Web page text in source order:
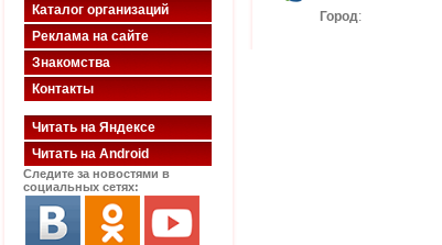
Каталог организаций
Реклама на сайте
Знакомства
Контакты
Читать на Яндексе
Читать на Android
Следите за новостями в
социальных сетях:
Город: